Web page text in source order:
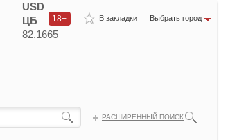
В закладки Выбрать город
18+
USD
ЦБ
82.1665
РАСШИРЕННЫЙ ПОИСК